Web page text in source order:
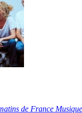
de France Musique